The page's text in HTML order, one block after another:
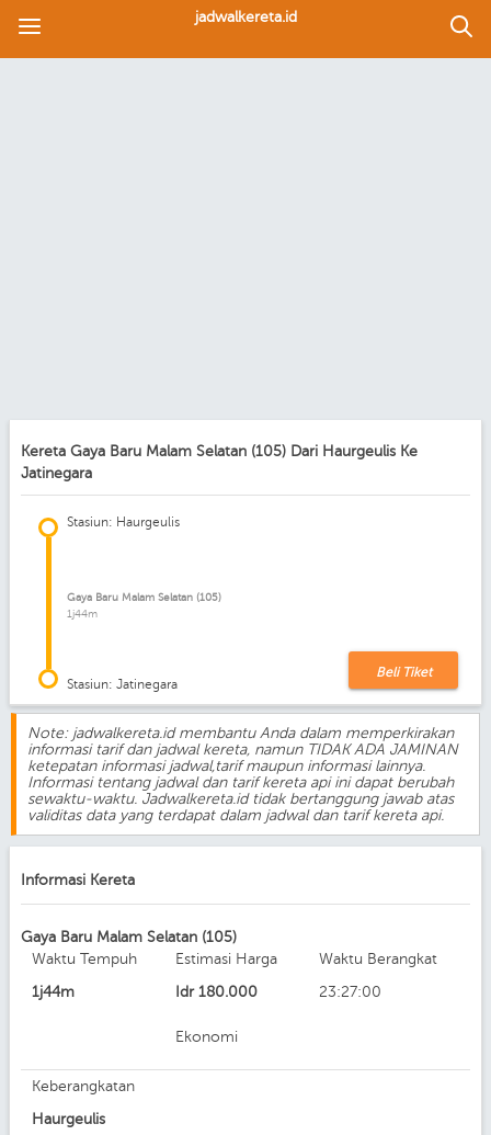
jadwalkereta.id
Kereta Gaya Baru Malam Selatan (105) Dari Haurgeulis Ke
Jatinegara
Stasiun: Haurgeulis
Gaya Baru Malam Selatan (105)
1j44m
Stasiun: Jatinegara
Beli Tiket
Note: jadwalkereta.id membantu Anda dalam memperkirakan
informasi tarif dan jadwal kereta, namun TIDAK ADA JAMINAN
ketepatan informasi jadwal,tarif maupun informasi lainnya.
Informasi tentang jadwal dan tarif kereta api ini dapat berubah
sewaktu-waktu. Jadwalkereta.id tidak bertanggung jawab atas
validitas data yang terdapat dalam jadwal dan tarif kereta api.
Informasi Kereta
Gaya Baru Malam Selatan (105)
Waktu Tempuh
1j44m
Estimasi Harga
Idr 180.000
Ekonomi
Waktu Berangkat
23:27:00
Keberangkatan
Haurgeulis